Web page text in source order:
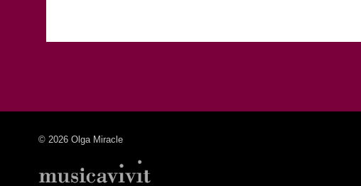
© 2026 Olga Miracle